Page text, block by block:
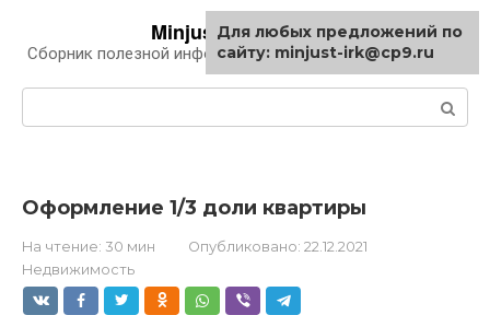
контенту
Minjust-irk.ru
Сборник полезной информации про автомобили
Оформление 1/3 доли квартиры
На чтение: 30 мин Опубликовано: 22.12.2021
Недвижимость
Для любых предложений по
сайту: minjust-irk@cp9.ru